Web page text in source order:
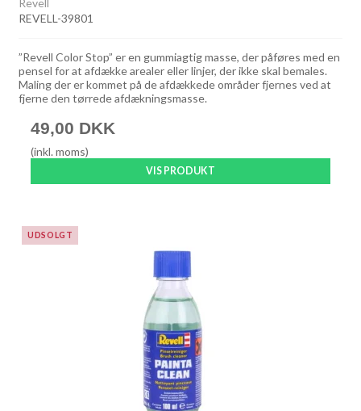
Revell
REVELL-39801
”Revell Color Stop” er en gummiagtig masse, der påføres med en
pensel for at afdække arealer eller linjer, der ikke skal bemales.
Maling der er kommet på de afdækkede områder fjernes ved at
fjerne den tørrede afdækningsmasse.
49,00 DKK
(inkl. moms)
VIS PRODUKT
UDSOLGT